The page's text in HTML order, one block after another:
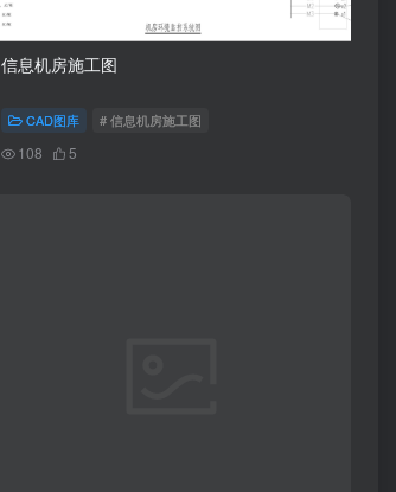
信息机房施工图
CAD图库 # 信息机房施工图
108 5